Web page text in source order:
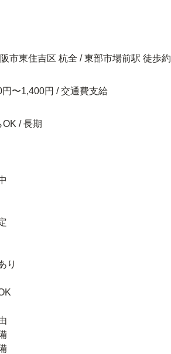
市東住吉区 杭全 / 東部市場前駅 徒歩
円〜1,400円 / 交通費支給
/ 長期
り